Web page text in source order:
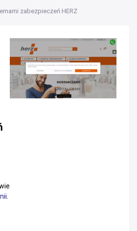
zabezpieczeń HERZ